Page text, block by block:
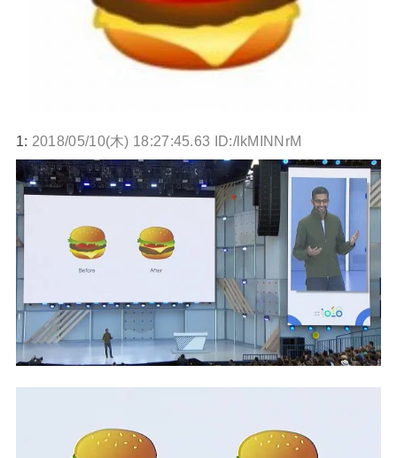
1: 2018/05/10(木) 18:27:45.63 ID:/lkMINNrM